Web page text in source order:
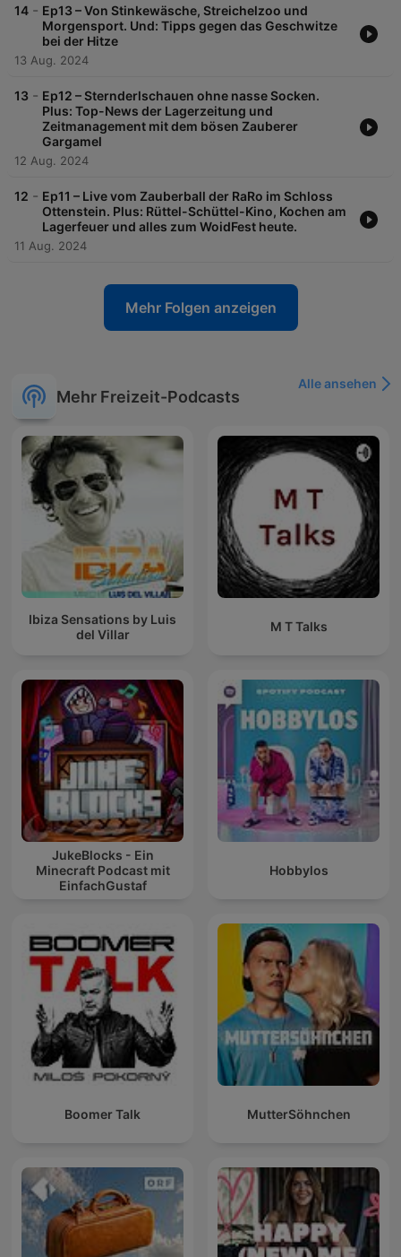
14 - Ep13 – Von Stinkewäsche, Streichelzoo und
Morgensport. Und: Tipps gegen das Geschwitze
bei der Hitze
13 Aug. 2024
13 - Ep12 – Sternderlschauen ohne nasse Socken.
Plus: Top-News der Lagerzeitung und
Zeitmanagement mit dem bösen Zauberer
Gargamel
12 Aug. 2024
12 - Ep11 – Live vom Zauberball der RaRo im Schloss
Ottenstein. Plus: Rüttel-Schüttel-Kino, Kochen am
Lagerfeuer und alles zum WoidFest heute.
11 Aug. 2024
Mehr Folgen anzeigen
Mehr Freizeit-Podcasts
Alle ansehen
Ibiza Sensations by Luis
del Villar
M T Talks
JukeBlocks - Ein
Minecraft Podcast mit
EinfachGustaf
Hobbylos
Boomer Talk MutterSöhnchen